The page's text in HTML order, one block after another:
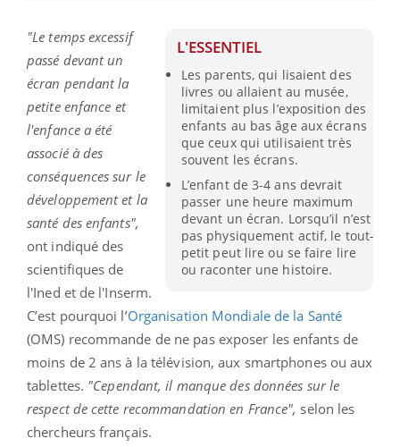
L'ESSENTIEL
Les parents, qui lisaient des
livres ou allaient au musée,
limitaient plus l’exposition des
enfants au bas âge aux écrans
que ceux qui utilisaient très
souvent les écrans.
L’enfant de 3-4 ans devrait
passer une heure maximum
devant un écran. Lorsqu’il n’est
pas physiquement actif, le tout-
petit peut lire ou se faire lire
ou raconter une histoire.
"Le temps excessif
passé devant un
écran pendant la
petite enfance et
l'enfance a été
associé à des
conséquences sur le
développement et la
santé des enfants",
ont indiqué des
scientifiques de
l'Ined et de l'Inserm.
C’est pourquoi l’Organisation Mondiale de la Santé
(OMS) recommande de ne pas exposer les enfants de
moins de 2 ans à la télévision, aux smartphones ou aux
tablettes. "Cependant, il manque des données sur le
respect de cette recommandation en France", selon les
chercheurs français.